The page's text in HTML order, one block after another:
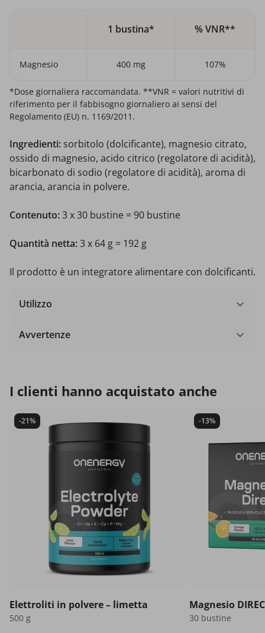
1 bustina* % VNR**
Magnesio 400 mg 107%
*Dose giornaliera raccomandata. **VNR = valori nutritivi di
riferimento per il fabbisogno giornaliero ai sensi del
Regolamento (EU) n. 1169/2011.
Ingredienti: sorbitolo (dolcificante), magnesio citrato,
ossido di magnesio, acido citrico (regolatore di acidità),
bicarbonato di sodio (regolatore di acidità), aroma di
arancia, arancia in polvere.
Contenuto:3 x 30 bustine = 90 bustine
Quantità netta:3 x 64 g = 192 g
Il prodotto è un integratore alimentare con dolcificanti.
Utilizzo
Avvertenze
I clienti hanno acquistato anche
-21%
Elettroliti in polvere – limetta
500 g
-13%
Magnesio
30 bustine